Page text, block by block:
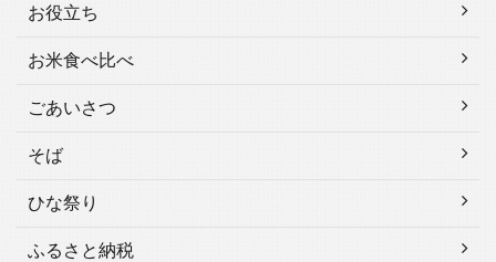
お役立ち
お米食べ比べ
ごあいさつ
そば
ひな祭り
ふるさと納税